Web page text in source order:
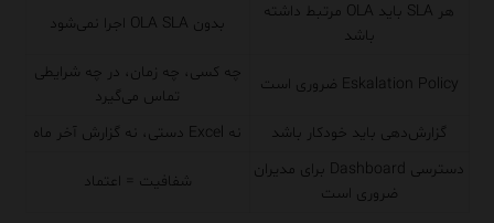
هر SLA باید OLA مرتبط داشته
باشد
بدون OLA SLA اجرا نمی‌شود
Eskalation Policy ضروری است
چه کسی، چه زمان، در چه شرایطی
تماس می‌گیرد
گزارش‌دهی باید خودکار باشد
نه Excel دستی، نه گزارش آخر ماه
دسترسی Dashboard برای مدیران
ضروری است
شفافیت = اعتماد